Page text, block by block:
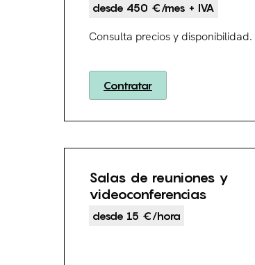
desde 450 €/mes + IVA
Consulta precios y disponibilidad.
Contratar
Salas de reuniones y
videoconferencias
desde 15 €/hora